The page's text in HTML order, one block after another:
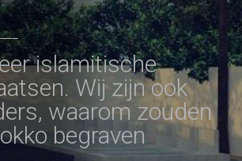
islamitische
Wij zijn ook
waarom zouden
begraven